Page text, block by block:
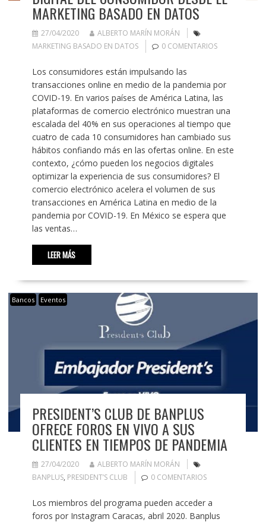
MARKETING BASADO EN DATOS
27/04/2020
ALBERTO MARÍN MORÁN
MARKETING BASADO EN DATOS
0 COMENTARIOS
Los consumidores están impulsando las
transacciones online en medio de la pandemia por
COVID-19. En varios países de América Latina, las
plataformas de comercio electrónico muestran una
escalada del 40% en sus operaciones al tiempo que
cuatro de cada 10 consumidores han cambiado sus
hábitos confiando más en las ofertas online. En este
contexto, ¿cómo pueden los negocios digitales
optimizar la experiencia de sus consumidores? El
comercio electrónico acelera el volumen de sus
transacciones en América Latina en medio de la
pandemia por COVID-19. En México se espera que
las ventas…
LEER MÁS
Bancos Eventos
PRESIDENT’S CLUB DE BANPLUS
OFRECE FOROS EN VIVO A SUS
CLIENTES EN TIEMPOS DE PANDEMIA
27/04/2020
ALBERTO MARÍN MORÁN
BANPLUS, PRESIDENT’S CLUB 0 COMENTARIOS
Los miembros del programa pueden acceder a
foros por Instagram Caracas, abril 2020. Banplus